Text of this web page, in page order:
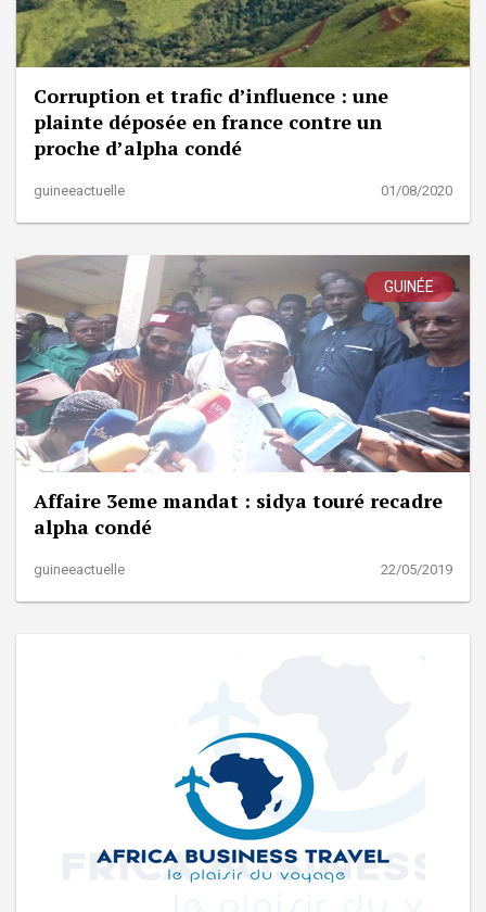
Corruption et trafic d’influence : une
plainte déposée en france contre un
proche d’alpha condé
guineeactuelle 01/08/2020
GUINÉE
Affaire 3eme mandat : sidya touré recadre
alpha condé
guineeactuelle 22/05/2019